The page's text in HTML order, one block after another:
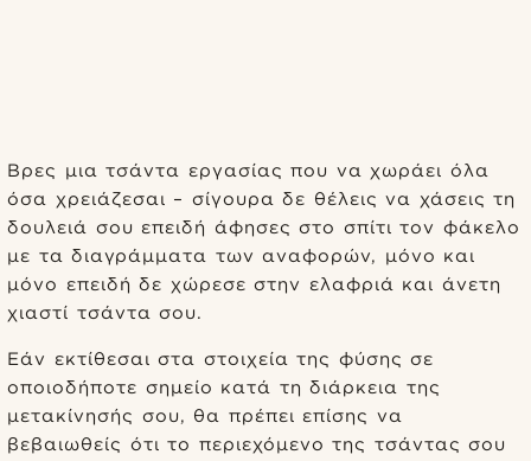
Βρες μια τσάντα εργασίας που να χωράει όλα
όσα χρειάζεσαι – σίγουρα δε θέλεις να χάσεις τη
δουλειά σου επειδή άφησες στο σπίτι τον φάκελο
με τα διαγράμματα των αναφορών, μόνο και
μόνο επειδή δε χώρεσε στην ελαφριά και άνετη
χιαστί τσάντα σου.
Εάν εκτίθεσαι στα στοιχεία της φύσης σε
οποιοδήποτε σημείο κατά τη διάρκεια της
μετακίνησής σου, θα πρέπει επίσης να
βεβαιωθείς ότι το περιεχόμενο της τσάντας σου